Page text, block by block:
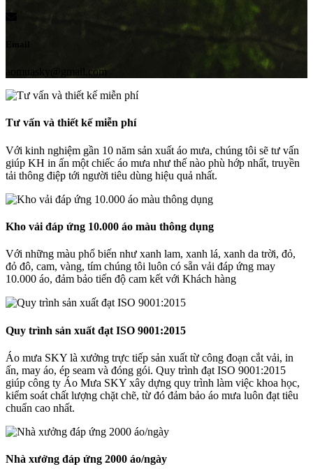
Email
aomuasky@gmail.com
Tư vấn và thiết kế miễn phí
Với kinh nghiệm gần 10 năm sản xuất áo mưa, chúng tôi sẽ tư vấn
giúp KH in ấn một chiếc áo mưa như thế nào phù hớp nhất, truyền
tải thông điệp tới người tiêu dùng hiệu quả nhất.
Kho vải đáp ứng 10.000 áo màu thông dụng
Với những màu phổ biến như xanh lam, xanh lá, xanh da trời, đỏ,
đỏ đô, cam, vàng, tím chúng tôi luôn có sẵn vải đáp ứng may
10.000 áo, đảm bảo tiến độ cam kết với Khách hàng
Quy trình sản xuất đạt ISO 9001:2015
Áo mưa SKY là xưởng trực tiếp sản xuất từ công đoạn cắt vải, in
ấn, may áo, ép seam và đóng gói. Quy trình đạt ISO 9001:2015
giúp công ty Áo Mưa SKY xây dựng quy trình làm việc khoa học,
kiểm soát chất lượng chặt chẽ, từ đó đảm bảo áo mưa luôn đạt tiêu
chuẩn cao nhất.
Nhà xưởng đáp ứng 2000 áo/ngày